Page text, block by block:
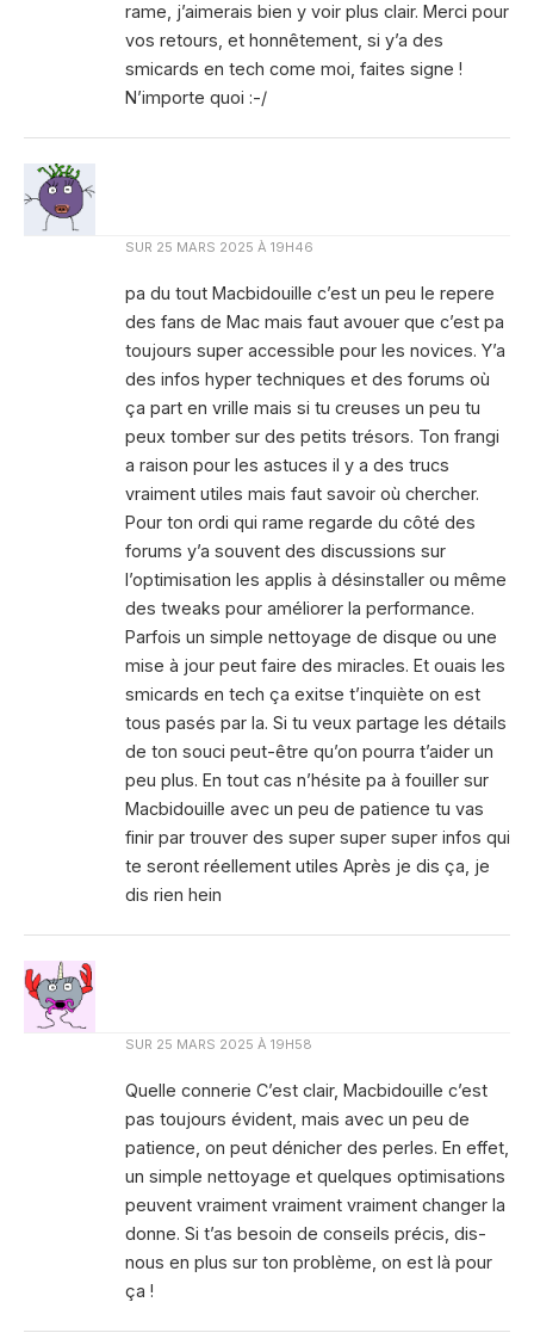
rame, j’aimerais bien y voir plus clair. Merci pour
vos retours, et honnêtement, si y’a des
smicards en tech come moi, faites signe !
N’importe quoi :-/
SUR 25 MARS 2025 À 19H46
pa du tout Macbidouille c’est un peu le repere
des fans de Mac mais faut avouer que c’est pa
toujours super accessible pour les novices. Y’a
des infos hyper techniques et des forums où
ça part en vrille mais si tu creuses un peu tu
peux tomber sur des petits trésors. Ton frangi
a raison pour les astuces il y a des trucs
vraiment utiles mais faut savoir où chercher.
Pour ton ordi qui rame regarde du côté des
forums y’a souvent des discussions sur
l’optimisation les applis à désinstaller ou même
des tweaks pour améliorer la performance.
Parfois un simple nettoyage de disque ou une
mise à jour peut faire des miracles. Et ouais les
smicards en tech ça exitse t’inquiète on est
tous pasés par la. Si tu veux partage les détails
de ton souci peut-être qu’on pourra t’aider un
peu plus. En tout cas n’hésite pa à fouiller sur
Macbidouille avec un peu de patience tu vas
finir par trouver des super super super infos qui
te seront réellement utiles Après je dis ça, je
dis rien hein
SUR 25 MARS 2025 À 19H58
Quelle connerie C’est clair, Macbidouille c’est
pas toujours évident, mais avec un peu de
patience, on peut dénicher des perles. En effet,
un simple nettoyage et quelques optimisations
peuvent vraiment vraiment vraiment changer la
donne. Si t’as besoin de conseils précis, dis-
nous en plus sur ton problème, on est là pour
ça !